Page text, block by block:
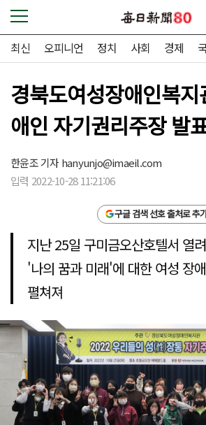
최신 오피니언 정치 사회 경제
경북도여성장애인복
애인 자기권리주장 발
한윤조 기자hanyunjo@imaeil.com
입력 2022-10-28 11:21:06
구글 검색 선호 출처로 추
지난 25일 구미금오산호텔서 열려
'나의 꿈과 미래'에 대한 여성 장
펼쳐져